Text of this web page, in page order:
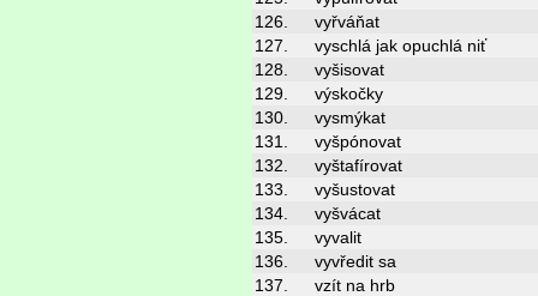
126.
vyřváňat
127.
vyschlá jak opuchlá niť
128.
vyšisovat
129.
výskočky
130.
vysmýkat
131.
vyšpónovat
132.
vyštafírovat
133.
vyšustovat
134.
vyšvácat
135.
vyvalit
136.
vyvředit sa
137.
vzít na hrb